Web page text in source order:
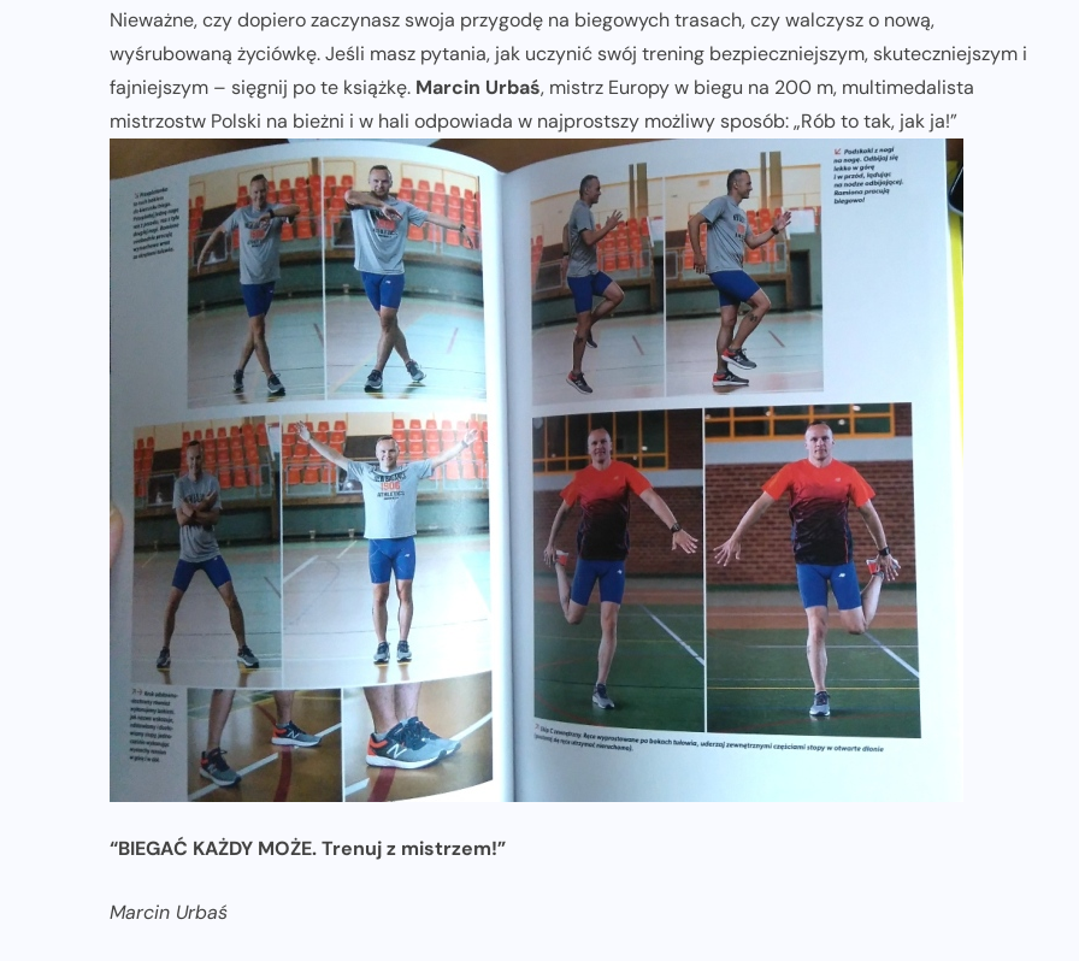
Nieważne, czy dopiero zaczynasz swoja przygodę na biegowych trasach, czy walczysz o nową,
wyśrubowaną życiówkę. Jeśli masz pytania, jak uczynić swój trening bezpieczniejszym, skuteczniejszym i
fajniejszym – sięgnij po te książkę. Marcin Urbaś, mistrz Europy w biegu na 200 m, multimedalista
mistrzostw Polski na bieżni i w hali odpowiada w najprostszy możliwy sposób: „Rób to tak, jak ja!”
“BIEGAĆ KAŻDY MOŻE. Trenuj z mistrzem!”
Marcin Urbaś